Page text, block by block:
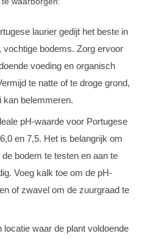
laurier gedijt het beste in
vochtige bodems. Zorg ervoor
voeding en organisch
te natte of te droge grond,
kan belemmeren.
pH-waarde voor Portugese
en 7,5. Het is belangrijk om
bodem te testen en aan te
Voeg kalk toe om de pH-
of zwavel om de zuurgraad te
locatie waar de plant voldoende